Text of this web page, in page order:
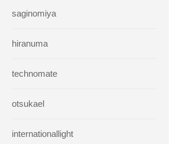
saginomiya
hiranuma
technomate
otsukael
internationallight